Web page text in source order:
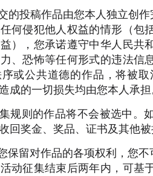
的投稿作品由您本人独立创
何侵犯他人权益的情形（包
），您承诺遵守中华人民共
、恐怖等任何形式的违法信
或公共道德的作品，将被
成的一切损失均由您本人承
规则的作品将不会被选中。
回奖金、奖品、证书及其他
保留对作品的各项权利，您
动征集结束后两年内，可基